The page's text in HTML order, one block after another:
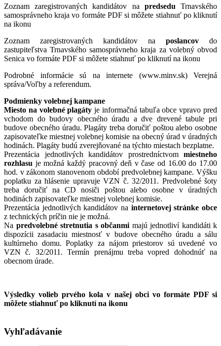
Zoznam zaregistrovaných kandidátov na predsedu Trnavského
samosprávneho kraja vo formáte PDF si môžete stiahnuť po kliknutí
na ikonu
Zoznam zaregistrovaných kandidátov na poslancov do
zastupiteľstva Trnavského samosprávneho kraja za volebný obvod
Senica vo formáte PDF si môžete stiahnuť po kliknutí na ikonu
Podrobné informácie sú na internete (www.minv.sk) Verejná
správa/Voľby a referendum.
Podmienky volebnej kampane
Miesto na volebné plagáty je informačná tabuľa obce vpravo pred
vchodom do budovy obecného úradu a dve drevené tabule pri
budove obecného úradu. Plagáty treba doručiť poštou alebo osobne
zapisovateľke miestnej volebnej komisie na obecný úrad v úradných
hodinách. Plagáty budú zverejňované na týchto miestach bezplatne.
Prezentácia jednotlivých kandidátov prostredníctvom miestneho
rozhlasu je možná každý pracovný deň v čase od 16.00 do 17.00
hod. v zákonom stanovenom období predvolebnej kampane. Výšku
poplatku za hlásenie upravuje VZN č. 32/2011. Predvolebné šoty
treba doručiť na CD nosiči poštou alebo osobne v úradných
hodinách zapisovateľke miestnej volebnej komisie.
Prezentácia jednotlivých kandidátov na internetovej stránke obce
z technických príčin nie je možná.
Na predvolebné stretnutia s občanmi majú jednotliví kandidáti k
dispozícii zasadaciu miestnosť v budove obecného úradu a sálu
kultúrneho domu. Poplatky za nájom priestorov sú uvedené vo
VZN č. 32/2011. Termín prenájmu treba vopred dohodnúť na
obecnom úrade.
Výsledky volieb prvého kola v našej obci vo formáte PDF si
môžete stiahnuť po kliknutí na ikonu
Vyhľadávanie